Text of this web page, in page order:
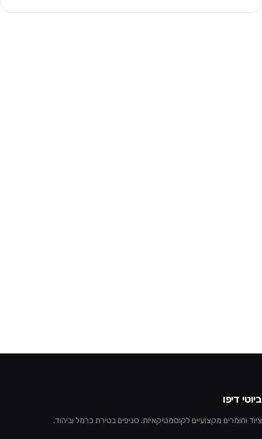
ביוטי דיפו
ציוד וחומרים מקצועיים לקוסמטיקאיות. סניפים בטירת כרמל וביהוד.